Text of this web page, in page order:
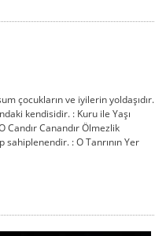
çocukların ve iyilerin yoldaşıdır.
kendisidir. : Kuru ile Yaşı
Candır Canandır Ölmezlik
sahiplenendir. : O Tanrının Yer